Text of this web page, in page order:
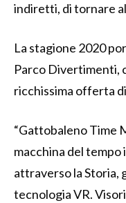
indiretti, di tornare al
La stagione 2020
Parco Divertimenti,
ricchissima offerta
“Gattobaleno Time
macchina del
attraverso la Storia,
tecnologia VR.